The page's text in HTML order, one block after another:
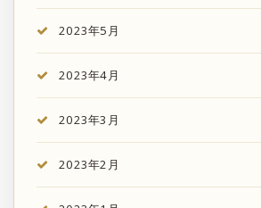
2023年5月
2023年4月
2023年3月
2023年2月